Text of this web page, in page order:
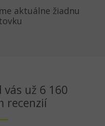
aktuálne žiadnu
už 6 160
recenzií